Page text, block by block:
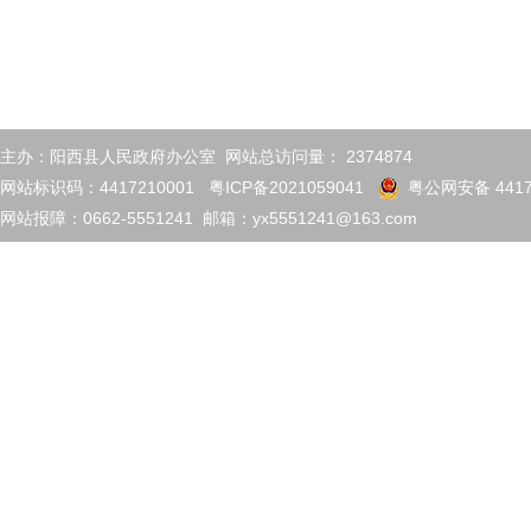
主办：阳西县人民政府办公室 网站总访问量： 2374874
网站标识码：4417210001 粤ICP备2021059041
粤公网安备
网站报障：0662-5551241 邮箱：yx5551241@163.com